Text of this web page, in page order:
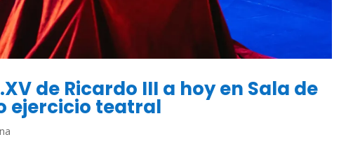
de Ricardo III a hoy en Sala de
ejercicio teatral